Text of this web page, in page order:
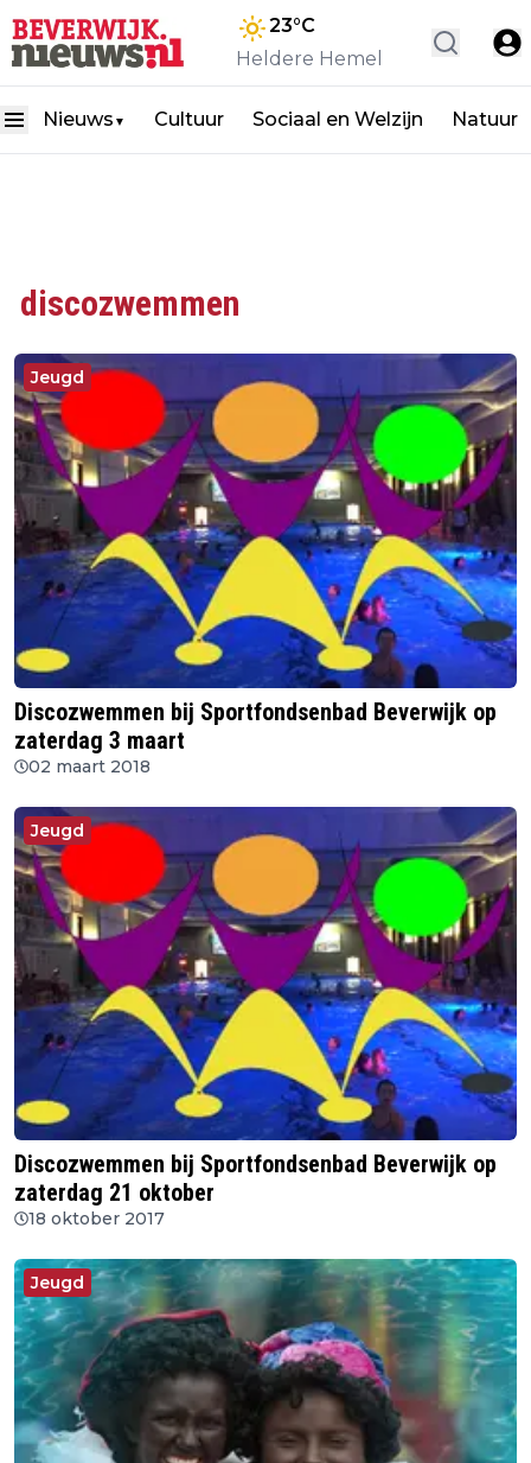
23°C
Heldere Hemel
Nieuws ▼ Cultuur Sociaal en Welzijn Natuur
discozwemmen
Jeugd
Discozwemmen bij Sportfondsenbad Beverwijk op
zaterdag 3 maart
02 maart 2018
Jeugd
Discozwemmen bij Sportfondsenbad Beverwijk op
zaterdag 21 oktober
18 oktober 2017
Jeugd